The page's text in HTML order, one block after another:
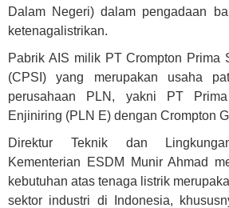
Dalam Negeri) dalam pengadaan
ketenagalistrikan.
Pabrik AIS milik PT Crompton Prima
(CPSI) yang merupakan usaha
perusahaan PLN, yakni PT
Enjiniring (PLN E) dengan Crompton
Direktur Teknik dan
Kementerian ESDM Munir Ahmad
kebutuhan atas tenaga listrik
sektor industri di Indonesia,